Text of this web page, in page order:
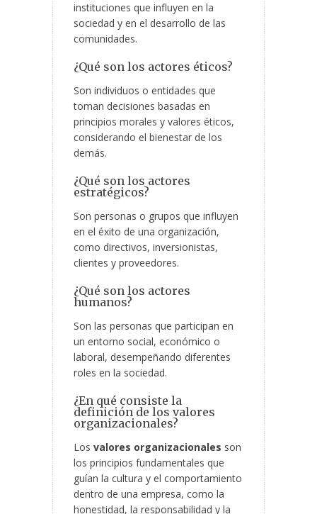
instituciones que influyen en la
sociedad y en el desarrollo de las
comunidades.
¿Qué son los actores éticos?
Son individuos o entidades que
toman decisiones basadas en
principios morales y valores éticos,
considerando el bienestar de los
demás.
¿Qué son los actores
estratégicos?
Son personas o grupos que influyen
en el éxito de una organización,
como directivos, inversionistas,
clientes y proveedores.
¿Qué son los actores
humanos?
Son las personas que participan en
un entorno social, económico o
laboral, desempeñando diferentes
roles en la sociedad.
¿En qué consiste la
definición de los valores
organizacionales?
Los valores organizacionales son
los principios fundamentales que
guían la cultura y el comportamiento
dentro de una empresa, como la
honestidad, la responsabilidad y la